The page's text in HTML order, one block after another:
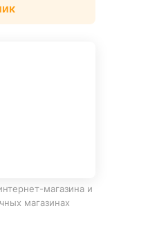
магазина и
магазинах